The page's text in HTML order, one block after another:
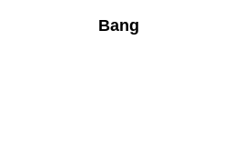
Bang